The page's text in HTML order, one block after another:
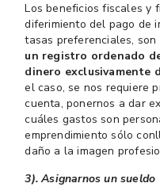
Los beneficios fiscales y
diferimiento del pago de
tasas preferenciales,
un registro ordenado
dinero exclusivamente
el caso, se nos requiere
cuenta, ponernos a dar
cuáles gastos son
emprendimiento sólo
daño a la imagen
3). Asignarnos un sueldo